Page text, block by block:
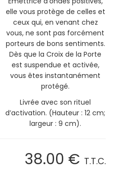
elle vous protège de celles et
ceux qui, en venant chez
vous, ne sont pas forcément
porteurs de bons sentiments.
Dès que la Croix de la Porte
est suspendue et activée,
vous êtes instantanément
protégé.
Livrée avec son rituel
d’activation. (Hauteur : 12 cm;
largeur : 9 cm).
38.00 € T.T.C.